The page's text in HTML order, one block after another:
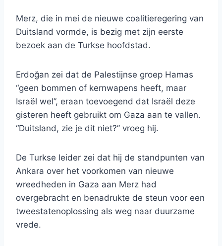
Merz, die in mei de nieuwe coalitieregering van
Duitsland vormde, is bezig met zijn eerste
bezoek aan de Turkse hoofdstad.
Erdoğan zei dat de Palestijnse groep Hamas
“geen bommen of kernwapens heeft, maar
Israël wel”, eraan toevoegend dat Israël deze
gisteren heeft gebruikt om Gaza aan te vallen.
“Duitsland, zie je dit niet?” vroeg hij.
De Turkse leider zei dat hij de standpunten van
Ankara over het voorkomen van nieuwe
wreedheden in Gaza aan Merz had
overgebracht en benadrukte de steun voor een
tweestatenoplossing als weg naar duurzame
vrede.